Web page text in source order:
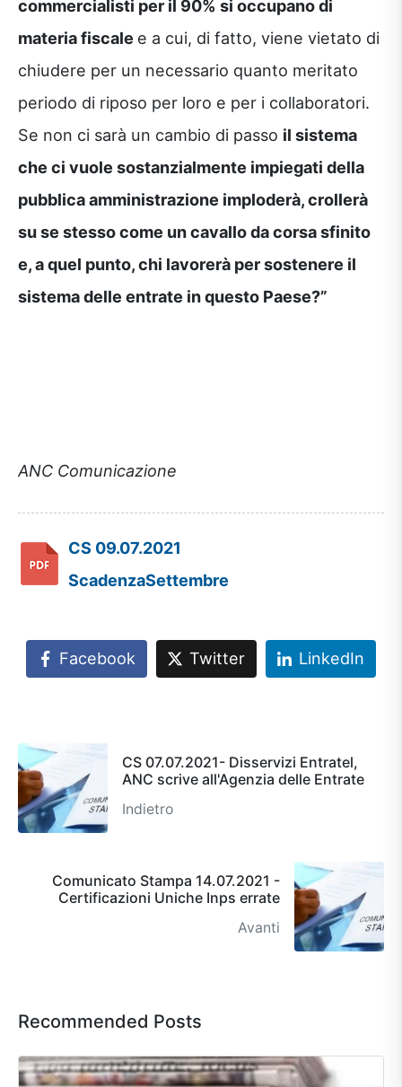
commercialisti per il 90% si occupano di
materia fiscale e a cui, di fatto, viene vietato di
chiudere per un necessario quanto meritato
periodo di riposo per loro e per i collaboratori.
Se non ci sarà un cambio di passo il sistema
che ci vuole sostanzialmente impiegati della
pubblica amministrazione imploderà, crollerà
su se stesso come un cavallo da corsa sfinito
e, a quel punto, chi lavorerà per sostenere il
sistema delle entrate in questo Paese?”
ANC Comunicazione
CS 09.07.2021
ScadenzaSettembre
Facebook Twitter LinkedIn
CS 07.07.2021- Disservizi Entratel,
ANC scrive all'Agenzia delle Entrate
Indietro
Comunicato Stampa 14.07.2021 -
Certificazioni Uniche Inps errate
Avanti
Recommended Posts